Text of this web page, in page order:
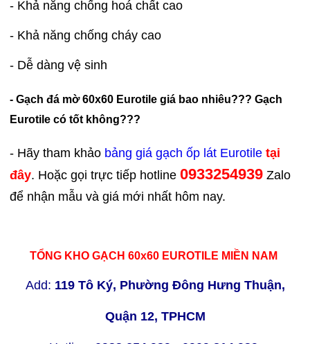
- Khả năng chống hoá chất cao
- Khả năng chống cháy cao
- Dễ dàng vệ sinh
- Gạch đá mờ 60x60 Eurotile giá bao nhiêu??? Gạch
Eurotile có tốt không???
- Hãy tham khảo bảng giá gạch ốp lát Eurotiletại
đây. Hoặc gọi trực tiếp hotline0933254939 Zalo
để nhận mẫu và giá mới nhất hôm nay.
TỔNG KHO GẠCH 60x60 EUROTILE MIỀN NAM
Add: 119 Tô Ký, Phường Đông Hưng Thuận,
Quận 12, TPHCM